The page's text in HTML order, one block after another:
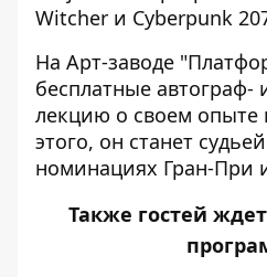
Witcher и Cyberpunk
На Арт-заводе
бесплатные автограф-
лекцию о своем опыте
этого, он станет
номинациях Гран-При
Также гостей